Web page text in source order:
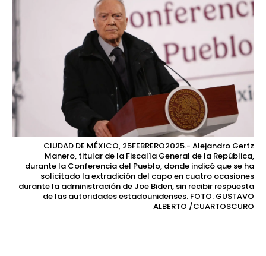
CIUDAD DE MÉXICO, 25FEBRERO2025.- Alejandro Gertz
Manero, titular de la Fiscalía General de la República,
durante la Conferencia del Pueblo, donde indicó que se ha
solicitado la extradición del capo en cuatro ocasiones
durante la administración de Joe Biden, sin recibir respuesta
de las autoridades estadounidenses. FOTO: GUSTAVO
ALBERTO /CUARTOSCURO